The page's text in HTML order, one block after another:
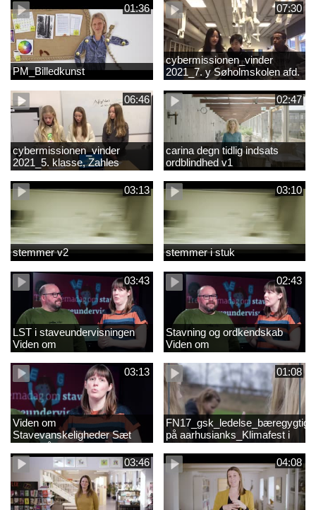
01:36
PM_Billedkunst
07:30
cybermissionen_vinder
2021_7. y Søholmskolen afd.
toftevang
06:46
cybermissionen_vinder
2021_5. klasse, Zahles
gymnasieskole.mp4
02:47
carina degn tidlig indsats
ordblindhed v1
03:13
stemmer v2
03:10
stemmer i stuk
03:43
LST i staveundervisningen
Viden om
stavevanskeligheder
02:43
Stavning og ordkendskab
Viden om
stavevanskeligheder
03:13
Viden om
Stavevanskeligheder Sæt
fokus på stavning
01:08
på aarhusianks_Klimafest i
børnehøjde
03:46
04:08